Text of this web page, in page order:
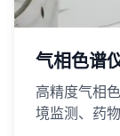
气相色谱
高精度气相
境监测、药